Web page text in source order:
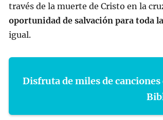
través de la muerte de Cristo en la
oportunidad de salvación para toda
igual.
Disfruta de miles de